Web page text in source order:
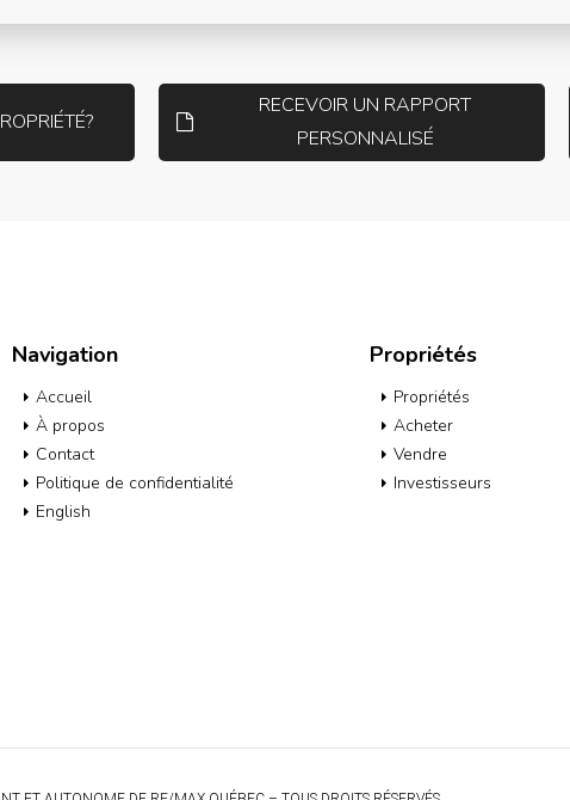
RECEVOIR UN RAPPORT
PERSONNALISÉ
Navigation
Accueil
À propos
Contact
Politique de confidentialité
English
Propriétés
Propriétés
Acheter
Vendre
Investisseurs